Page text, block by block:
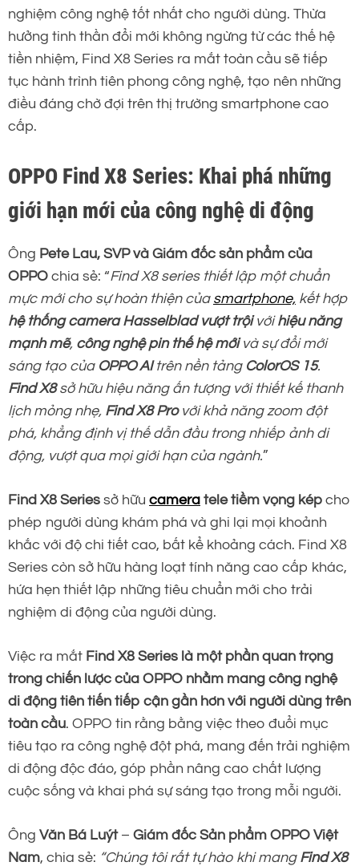
nghiệm công nghệ tốt nhất cho người dùng. Thừa
hưởng tinh thần đổi mới không ngừng từ các thế hệ
tiền nhiệm, Find X8 Series ra mắt toàn cầu sẽ tiếp
tục hành trình tiên phong công nghệ, tạo nên những
điều đáng chờ đợi trên thị trường smartphone cao
cấp.
OPPO Find X8 Series: Khai phá những
giới hạn mới của công nghệ di động
Ông Pete Lau, SVP và Giám đốc sản phẩm của
OPPO chia sẻ: “Find X8 series thiết lập một chuẩn
mực mới cho sự hoàn thiện của smartphone, kết hợp
hệ thống camera Hasselblad vượt trộivớihiệu năng
mạnh mẽ, công nghệ pin thế hệ mớivà sự đổi mới
sáng tạo của OPPO AItrên nền tảng ColorOS 15.
Find X8sở hữu hiệu năng ấn tượng với thiết kế thanh
lịch mỏng nhẹ, Find X8 Provới khả năng zoom đột
phá, khẳng định vị thế dẫn đầu trong nhiếp ảnh di
động, vượt qua mọi giới hạn của ngành.”
Find X8 Series sở hữu camera tele tiềm vọng kép cho
phép người dùng khám phá và ghi lại mọi khoảnh
khắc với độ chi tiết cao, bất kể khoảng cách. Find X8
Series còn sở hữu hàng loạt tính năng cao cấp khác,
hứa hẹn thiết lập những tiêu chuẩn mới cho trải
nghiệm di động của người dùng.
Việc ra mắt Find X8 Series là một phần quan trọng
trong chiến lược của OPPO nhằm mang công nghệ
di động tiên tiến tiếp cận gần hơn với người dùng trên
toàn cầu. OPPO tin rằng bằng việc theo đuổi mục
tiêu tạo ra công nghệ đột phá, mang đến trải nghiệm
di động độc đáo, góp phần nâng cao chất lượng
cuộc sống và khai phá sự sáng tạo trong mỗi người.
Ông Văn Bá Luýt– Giám đốc Sản phẩm OPPO Việt
Nam, chia sẻ: “Chúng tôi rất tự hào khi mang Find X8